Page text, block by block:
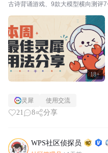
18+
古诗背诵游戏、9款大模型横向测评
同台对比甚至灵犀还能杀毒查木马
一句话让灵犀自由发挥，给儿子做了
灵犀 使用交流
21 8 分享
WPS社区侦探员